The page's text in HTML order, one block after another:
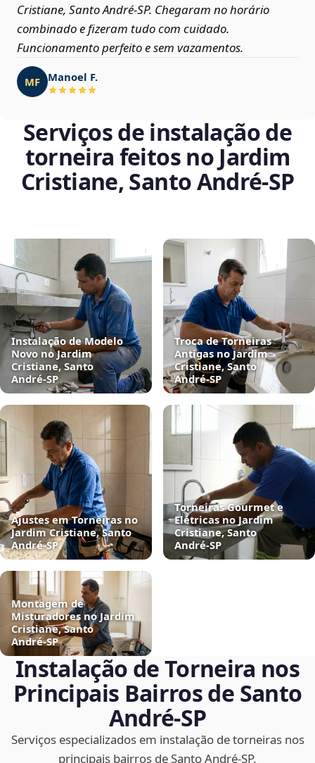
Cristiane, Santo André‑SP. Chegaram no horário
combinado e fizeram tudo com cuidado.
Funcionamento perfeito e sem vazamentos.
MF Manoel F.
Serviços de instalação de
torneira feitos no Jardim
Cristiane, Santo André‑SP
Instalação de Modelo
Novo no Jardim
Cristiane, Santo
André‑SP
Troca de Torneiras
Antigas no Jardim
Cristiane, Santo
André‑SP
Ajustes em Torneiras no
Jardim Cristiane, Santo
André‑SP
Torneiras Gourmet e
Elétricas no Jardim
Cristiane, Santo
André‑SP
Montagem de
Misturadores no Jardim
Cristiane, Santo
André‑SP
Instalação de Torneira nos
Principais Bairros de Santo
André‑SP
Serviços especializados em instalação de torneiras nos
principais bairros de Santo André‑SP.